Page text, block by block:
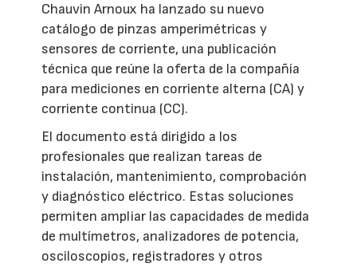
Chauvin Arnoux ha lanzado su nuevo
catálogo de pinzas amperimétricas y
sensores de corriente, una publicación
técnica que reúne la oferta de la compañía
para mediciones en corriente alterna (CA) y
corriente continua (CC).
El documento está dirigido a los
profesionales que realizan tareas de
instalación, mantenimiento, comprobación
y diagnóstico eléctrico. Estas soluciones
permiten ampliar las capacidades de medida
de multímetros, analizadores de potencia,
osciloscopios, registradores y otros